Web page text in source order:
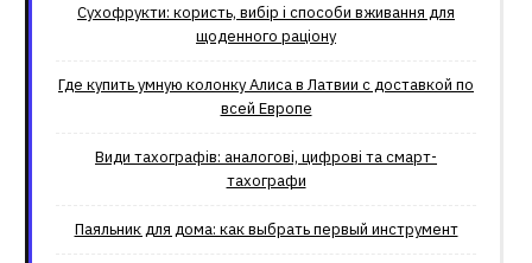
Сухофрукти: користь, вибір і способи вживання для
щоденного раціону
Где купить умную колонку Алиса в Латвии с доставкой по
всей Европе
Види тахографів: аналогові, цифрові та смарт-
тахографи
Паяльник для дома: как выбрать первый инструмент